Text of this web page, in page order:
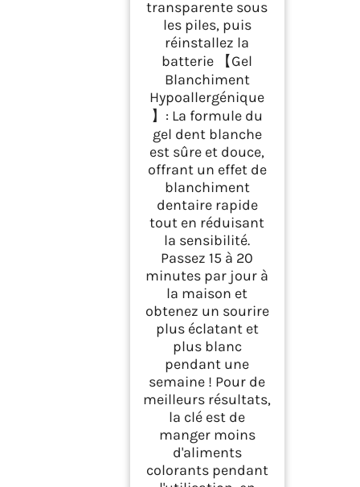
transparente sous
les piles, puis
réinstallez la
batterie 【Gel
Blanchiment
Hypoallergénique
】: La formule du
gel dent blanche
est sûre et douce,
offrant un effet de
blanchiment
dentaire rapide
tout en réduisant
la sensibilité.
Passez 15 à 20
minutes par jour à
la maison et
obtenez un sourire
plus éclatant et
plus blanc
pendant une
semaine ! Pour de
meilleurs résultats,
la clé est de
manger moins
d'aliments
colorants pendant